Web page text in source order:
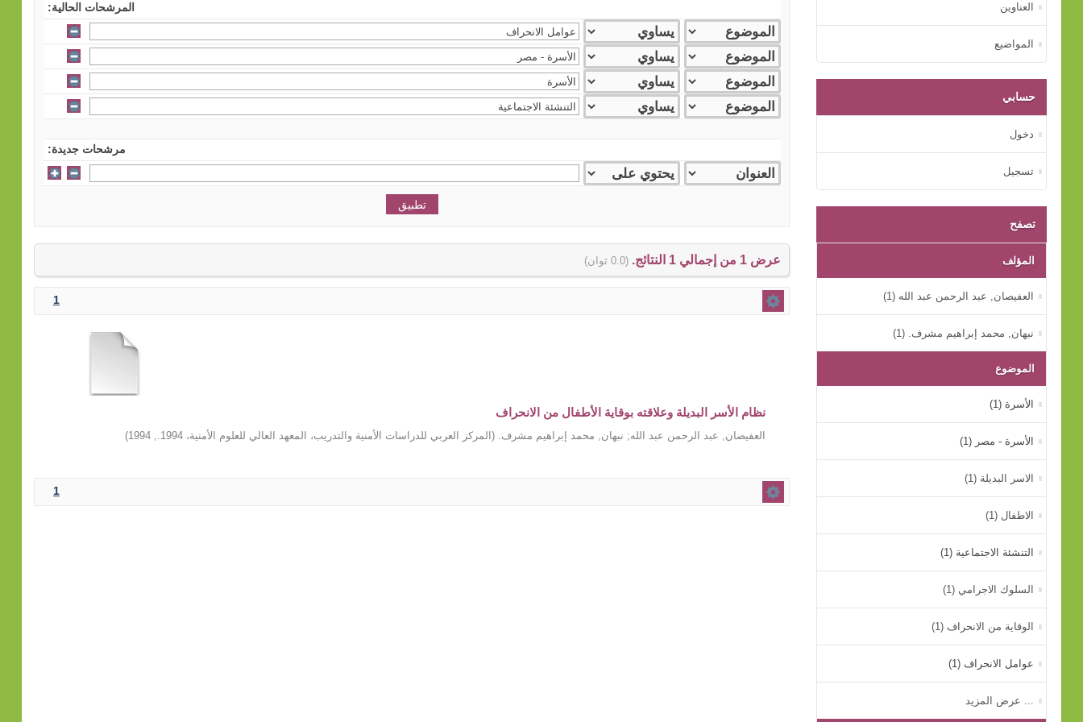
المرشحات الحالية:
مرشحات جديدة:
عرض 1 من إجمالي 1 النتائج. (0.0 ثوان)
1
نظام الأسر البديلة وعلاقته بوقاية الأطفال من الانحراف
العفيصان, عبد الرحمن عبد الله; نبهان, محمد إبراهيم مشرف. ( المركز العربي للدراسات الأمنية والتدريب، المعهد العالي للعلوم الأمنية، 1994. ,
1994
)
1
العناوين
المواضيع
حسابي
دخول
تسجيل
تصفح
المؤلف
العفيصان, عبد الرحمن عبد الله (1)
نبهان, محمد إبراهيم مشرف. (1)
الموضوع
الأسرة (1)
الأسرة - مصر (1)
الاسر البديلة (1)
الاطفال (1)
التنشئة الاجتماعية (1)
السلوك الاجرامي (1)
الوقاية من الانحراف (1)
عوامل الانحراف (1)
... عرض المزيد